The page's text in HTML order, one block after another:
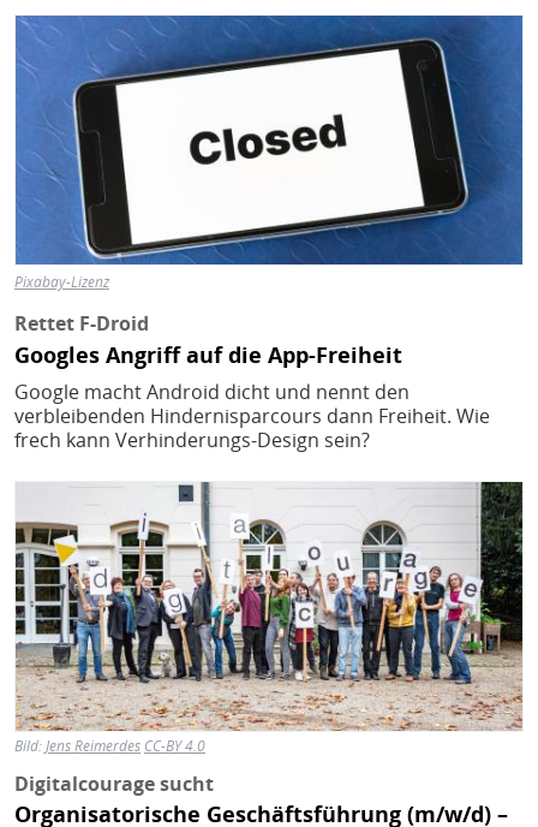
Bild
Pixabay-Lizenz
Rettet F-Droid
Googles Angriff auf die App-Freiheit
Google macht Android dicht und nennt den
verbleibenden Hindernisparcours dann Freiheit. Wie
frech kann Verhinderungs-Design sein?
Bild
Bild:Jens Reimerdes CC-BY 4.0
Digitalcourage sucht
Organisatorische Geschäftsführung (m/w/d) –